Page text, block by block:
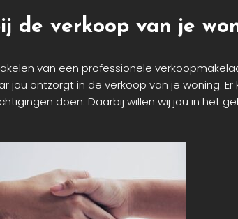
de verkoop van je
van een professionele
ontzorgt in de verkoop van je woning.
doen. Daarbij willen wij jou in het